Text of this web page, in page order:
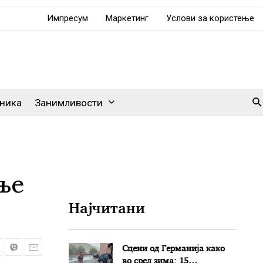
Импресум Маркетинг Услови за користење
Занимливости
Најчитани
Сцени од Германија како
во сред зима: 15